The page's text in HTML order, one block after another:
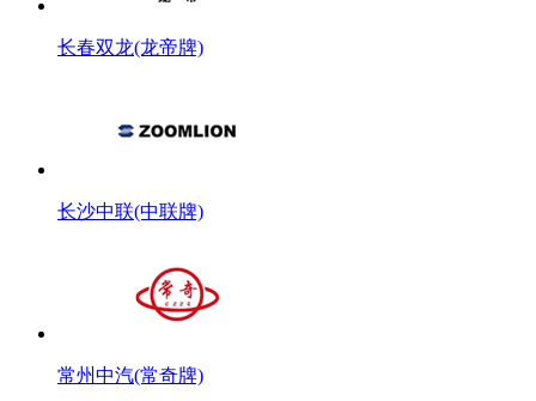
长春双龙(龙帝牌)
长沙中联(中联牌)
常州中汽(常奇牌)